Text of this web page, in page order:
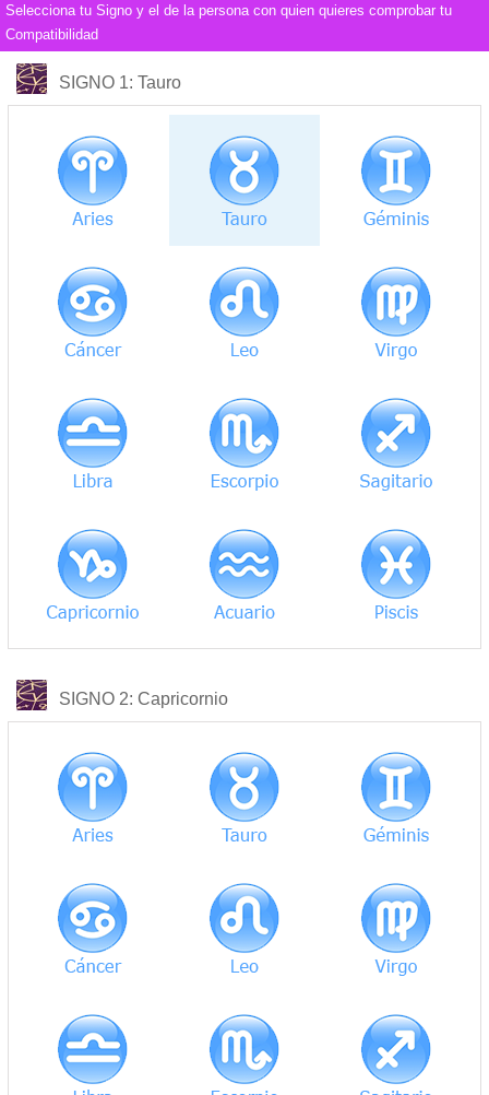
Selecciona tu Signo y el de la persona con quien quieres comprobar tu
Compatibilidad
SIGNO 1: Tauro
SIGNO 2: Capricornio